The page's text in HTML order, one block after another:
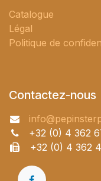
Catalogue
Légal
Politique de
Contactez-nous
+32 (0) 4 362
+32 (0) 4 362